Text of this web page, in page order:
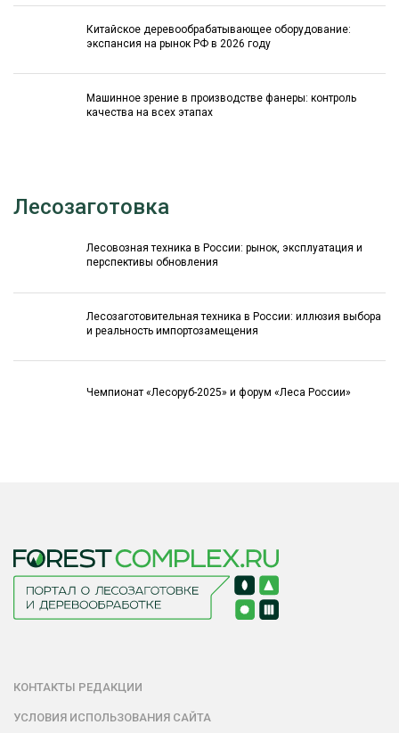
Китайское деревообрабатывающее оборудование:
экспансия на рынок РФ в 2026 году
Машинное зрение в производстве фанеры: контроль
качества на всех этапах
Лесозаготовка
Лесовозная техника в России: рынок, эксплуатация и
перспективы обновления
Лесозаготовительная техника в России: иллюзия выбора
и реальность импортозамещения
Чемпионат «Лесоруб-2025» и форум «Леса России»
КОНТАКТЫ РЕДАКЦИИ
УСЛОВИЯ ИСПОЛЬЗОВАНИЯ САЙТА